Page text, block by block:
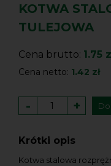
KOTWA
TULEJOWA
Cena brutto: 1.75
Cena netto: 1.42 zł
- +
Krótki opis
Kotwa stalowa